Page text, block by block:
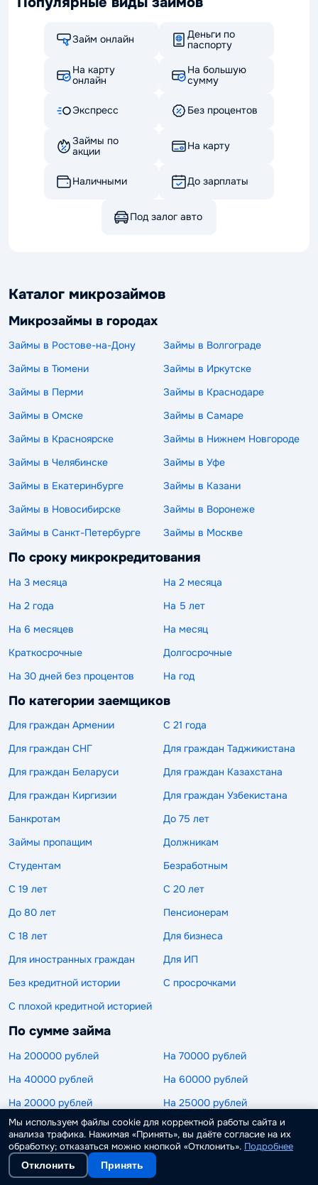
Займ онлайн
Деньги по
паспорту
На карту
онлайн
На большую
сумму
Экспресс Без процентов
Займы по
акции
На карту
Наличными До зарплаты
Под залог авто
Каталог микрозаймов
Микрозаймы в городах
Займы в Ростове-на-Дону
Займы в Волгограде
Займы в Тюмени
Займы в Иркутске
Займы в Перми
Займы в Краснодаре
Займы в Омске
Займы в Самаре
Займы в Красноярске
Займы в Нижнем Новгороде
Займы в Челябинске
Займы в Уфе
Займы в Екатеринбурге
Займы в Казани
Займы в Новосибирске
Займы в Воронеже
Займы в Санкт-Петербурге
Займы в Москве
По сроку микрокредитования
На 3 месяца
На 2 месяца
На 2 года
На 5 лет
На 6 месяцев
На месяц
Краткосрочные
Долгосрочные
На 30 дней без процентов
На год
По категории заемщиков
Для граждан Армении
С 21 года
Для граждан СНГ
Для граждан Таджикистана
Для граждан Беларуси
Для граждан Казахстана
Для граждан Киргизии
Для граждан Узбекистана
Банкротам
До 75 лет
Займы пропащим
Должникам
Студентам
Безработным
С 19 лет
С 20 лет
До 80 лет
Пенсионерам
С 18 лет
Для бизнеса
Для иностранных граждан
Для ИП
Без кредитной истории
С просрочками
С плохой кредитной историей
По сумме займа
На 200000 рублей
На 70000 рублей
На 40000 рублей
На 60000 рублей
На 20000 рублей
На 25000 рублей
На 15000 рублей
На 3000 рублей
На 4000 рублей
На 5000 рублей
На 2000 рублей
Мы используем файлы cookie для корректной работы сайта и
анализа трафика. Нажимая «Принять», вы даёте согласие на их
обработку; отказаться можно кнопкой «Отклонить». Подробнее
Отклонить Принять